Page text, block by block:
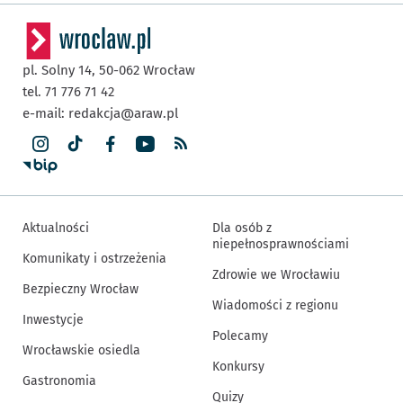
pl. Solny 14, 50-062 Wrocław
tel. 71 776 71 42
e-mail: redakcja@araw.pl
Aktualności
Komunikaty i ostrzeżenia
Bezpieczny Wrocław
Inwestycje
Wrocławskie osiedla
Gastronomia
Dla osób z
niepełnosprawnościami
Zdrowie we Wrocławiu
Wiadomości z regionu
Polecamy
Konkursy
Quizy